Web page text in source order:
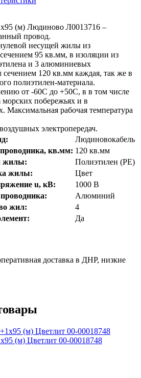
(м) Людиново Л0013716 –
провод.
несущей жилы из
95 кв.мм, в изоляции из
и 3 алюминиевых
120 кв.мм каждая, так же в
полиэтилен-материала.
от -60С до +50С, в в том числе
побережьях и в
рабочая температура
электропередач.
Людиновокабель
кв.мм: 120 кв.мм
жилы:
Полиэтилен (PE)
жилы:
Цвет
u, кВ:
1000 В
Алюминий
жил:
4
Да
доставка в ДНР, низкие
(м) Цветлит 00-00018748